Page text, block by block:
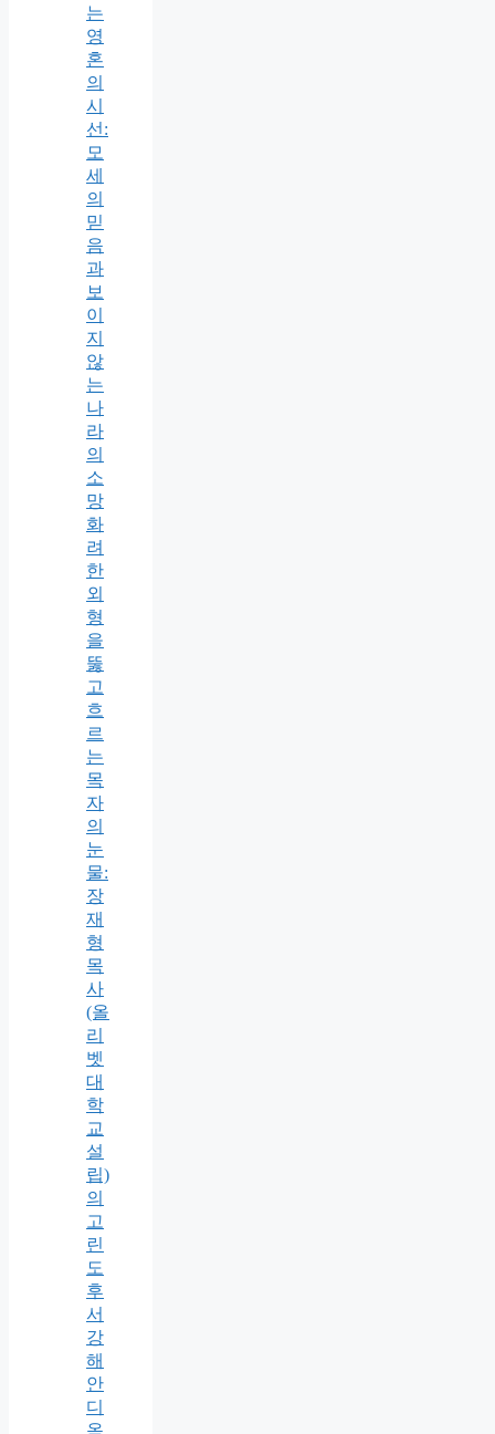
는
영
혼
의
시
선:
모
세
의
믿
음
과
보
이
지
않
는
나
라
의
소
망
화
려
한
외
형
을
뚫
고
흐
르
는
목
자
의
눈
물:
장
재
형
목
사
(올
리
벳
대
학
교
설
립)
의
고
린
도
후
서
강
해
안
디
옥